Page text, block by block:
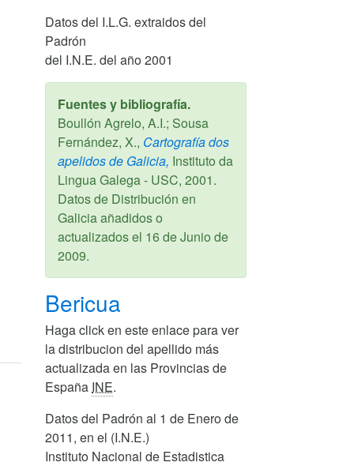
Datos del I.L.G. extraidos del
Padrón
del I.N.E. del año 2001
Fuentes y bibliografía.
Boullón Agrelo, A.I.; Sousa
Fernández, X., Cartografía dos
apelidos de Galicia, Instituto da
Lingua Galega - USC, 2001.
Datos de Distribución en
Galicia añadidos o
actualizados el 16 de Junio de
2009.
Bericua
Haga click en este enlace para ver
la distribucion del apellido más
actualizada en las Provincias de
España INE.
Datos del Padrón al 1 de Enero de
2011, en el (I.N.E.)
Instituto Nacional de Estadistica